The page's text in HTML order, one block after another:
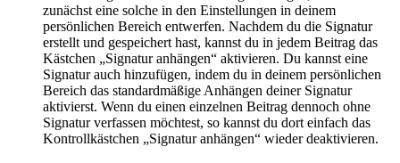
zunächst eine solche in den Einstellungen in deinem
persönlichen Bereich entwerfen. Nachdem du die Signatur
erstellt und gespeichert hast, kannst du in jedem Beitrag das
Kästchen „Signatur anhängen“ aktivieren. Du kannst eine
Signatur auch hinzufügen, indem du in deinem persönlichen
Bereich das standardmäßige Anhängen deiner Signatur
aktivierst. Wenn du einen einzelnen Beitrag dennoch ohne
Signatur verfassen möchtest, so kannst du dort einfach das
Kontrollkästchen „Signatur anhängen“ wieder deaktivieren.